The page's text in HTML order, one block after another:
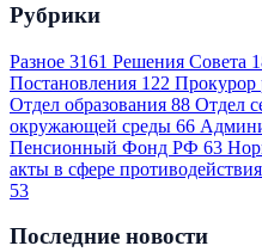
Рубрики
Разное 3161 Решения Совета
Постановления 122 Прокурор
Отдел образования 88 Отдел
окружающей среды 66
Пенсионный Фонд РФ 63
акты в сфере
53
Последние новости